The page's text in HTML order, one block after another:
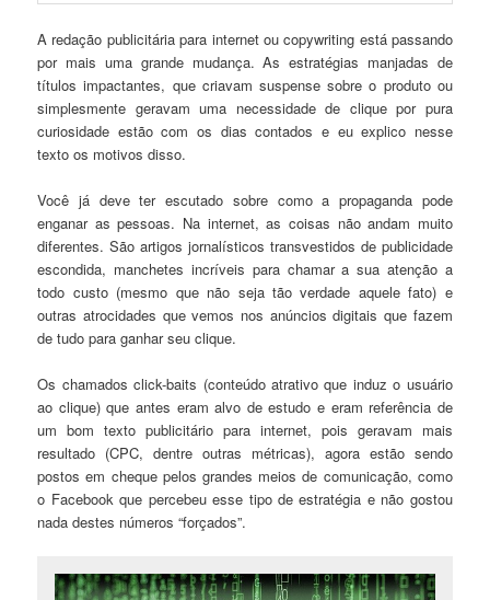
A redação publicitária para internet ou copywriting está passando
por mais uma grande mudança. As estratégias manjadas de
títulos impactantes, que criavam suspense sobre o produto ou
simplesmente geravam uma necessidade de clique por pura
curiosidade estão com os dias contados e eu explico nesse
texto os motivos disso.
Você já deve ter escutado sobre como a propaganda pode
enganar as pessoas. Na internet, as coisas não andam muito
diferentes. São artigos jornalísticos transvestidos de publicidade
escondida, manchetes incríveis para chamar a sua atenção a
todo custo (mesmo que não seja tão verdade aquele fato) e
outras atrocidades que vemos nos anúncios digitais que fazem
de tudo para ganhar seu clique.
Os chamados click-baits (conteúdo atrativo que induz o usuário
ao clique) que antes eram alvo de estudo e eram referência de
um bom texto publicitário para internet, pois geravam mais
resultado (CPC, dentre outras métricas), agora estão sendo
postos em cheque pelos grandes meios de comunicação, como
o Facebook que percebeu esse tipo de estratégia e não gostou
nada destes números “forçados”.